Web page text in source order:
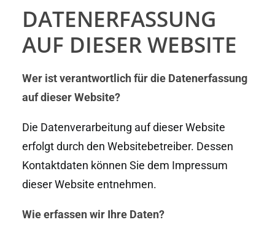
DATENERFASSUNG
AUF DIESER WEBSITE
Wer ist verantwortlich für die Datenerfassung
auf dieser Website?
Die Datenverarbeitung auf dieser Website
erfolgt durch den Websitebetreiber. Dessen
Kontaktdaten können Sie dem Impressum
dieser Website entnehmen.
Wie erfassen wir Ihre Daten?